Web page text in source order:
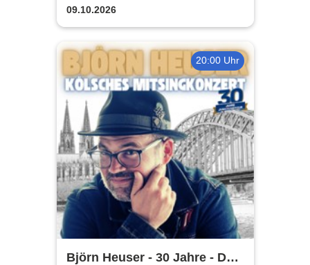
09.10.2026
20:00 Uhr
Björn Heuser - 30 Jahre - Das